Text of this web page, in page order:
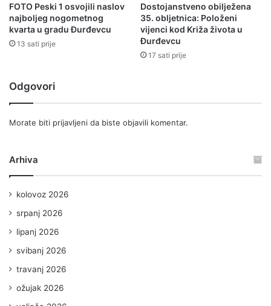
FOTO Peski 1 osvojili naslov
najboljeg nogometnog
kvarta u gradu Đurđevcu
13 sati prije
Dostojanstveno obilježena
35. obljetnica: Položeni
vijenci kod Križa života u
Đurđevcu
17 sati prije
Odgovori
Morate biti prijavljeni da biste objavili komentar.
Arhiva
kolovoz 2026
srpanj 2026
lipanj 2026
svibanj 2026
travanj 2026
ožujak 2026